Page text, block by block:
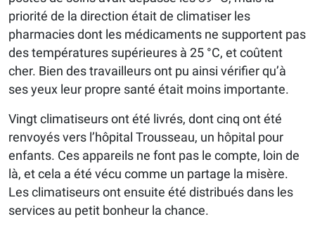
priorité de la direction était de climatiser les
pharmacies dont les médicaments ne supportent pas
des températures supérieures à 25 °C, et coûtent
cher. Bien des travailleurs ont pu ainsi vérifier qu’à
ses yeux leur propre santé était moins importante.
Vingt climatiseurs ont été livrés, dont cinq ont été
renvoyés vers l’hôpital Trousseau, un hôpital pour
enfants. Ces appareils ne font pas le compte, loin de
là, et cela a été vécu comme un partage la misère.
Les climatiseurs ont ensuite été distribués dans les
services au petit bonheur la chance.